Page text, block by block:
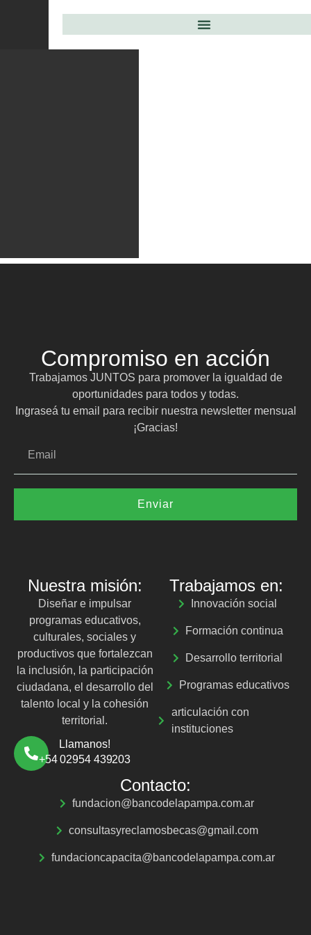
Compromiso en acción
Trabajamos JUNTOS para promover la igualdad de
oportunidades para todos y todas.
Ingraseá tu email para recibir nuestra newsletter mensual
¡Gracias!
Enviar
Nuestra misión:
Diseñar e impulsar
programas educativos,
culturales, sociales y
productivos que fortalezcan
la inclusión, la participación
ciudadana, el desarrollo del
talento local y la cohesión
territorial.
Llamanos!
+54 02954 439203
Trabajamos en:
Innovación social
Formación continua
Desarrollo territorial
Programas educativos
articulación con
instituciones
Contacto:
fundacion@bancodelapampa.com.ar
consultasyreclamosbecas@gmail.com
fundacioncapacita@bancodelapampa.com.ar